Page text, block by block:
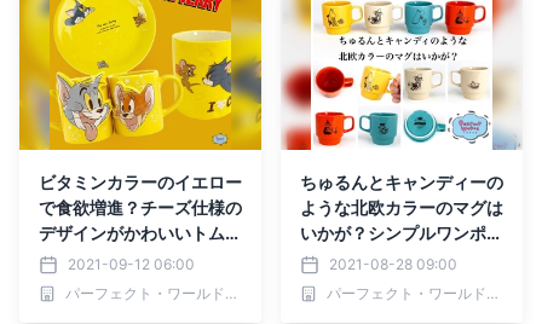
ビタミンカラーのイエロー
で食欲増進？チーズ仕様の
デザインがかわいいトムと
ジェリーのプレート＆マグ
カップ
2021-09-12 06:00
パーフェクト・ワールド株式会社
ちゅるんとキャンディーの
ような北欧カラーのマグは
いかが？シンプルワンポイ
ントのムーミンマグ4色に
心も身体も癒される…とい
うお話です♪
2021-08-28 09:00
パーフェクト・ワールド株式会社